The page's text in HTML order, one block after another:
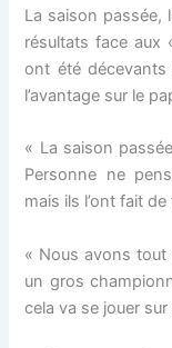
La saison passée,
résultats face aux
ont été
l’avantage sur le
« La saison
Personne ne
mais ils l’ont fait
« Nous avons
un gros
cela va se jouer